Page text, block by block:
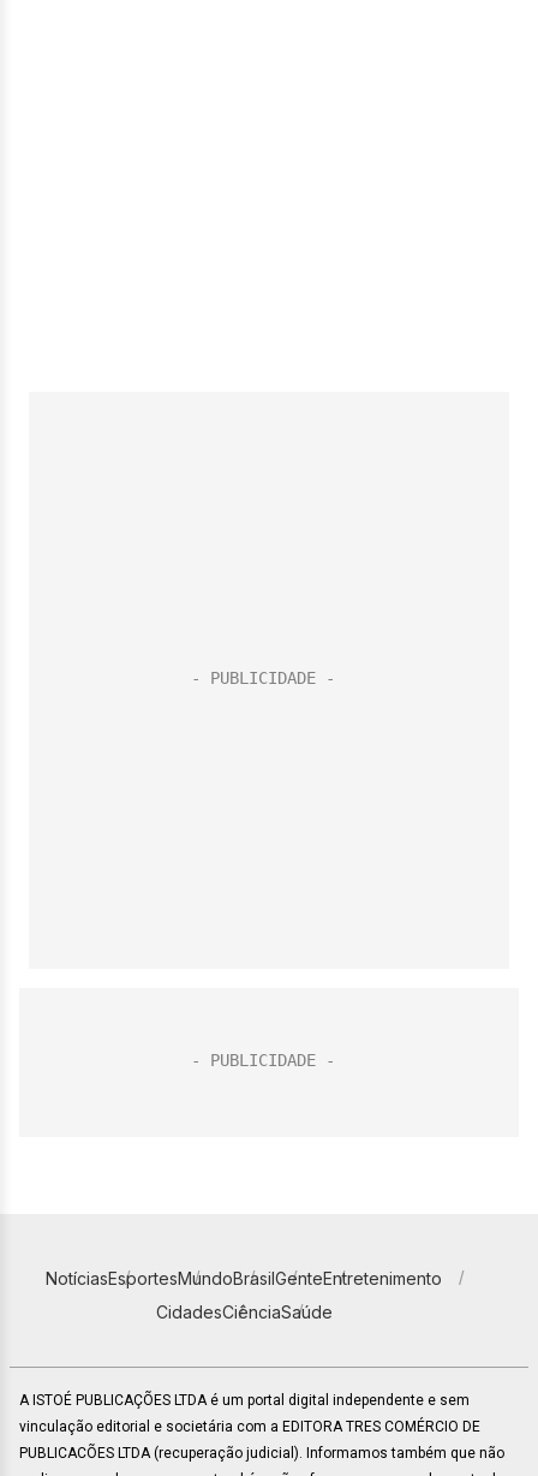
NotíciasEsportesMundoBrasilGenteEntretenimento
CidadesCiênciaSaúde
A ISTOÉ PUBLICAÇÕES LTDA é um portal digital independente e sem
vinculação editorial e societária com a EDITORA TRES COMÉRCIO DE
PUBLICACÕES LTDA (recuperação judicial). Informamos também que não